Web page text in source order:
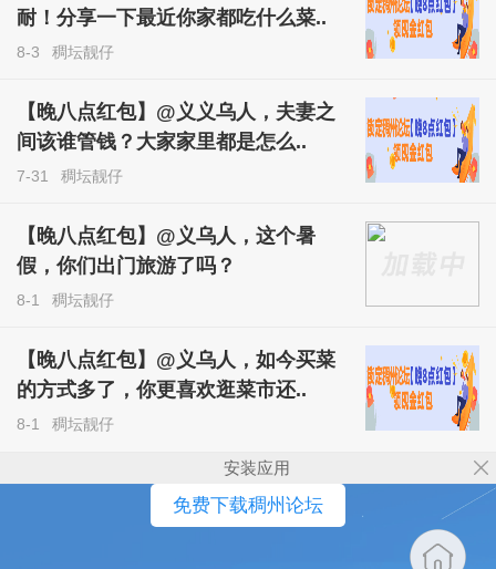
耐！分享一下最近你家都吃什么菜..
8-3 稠坛靓仔
【晚八点红包】@义义乌人，夫妻之
间该谁管钱？大家家里都是怎么..
7-31 稠坛靓仔
【晚八点红包】@义乌人，这个暑
假，你们出门旅游了吗？
8-1 稠坛靓仔
【晚八点红包】@义乌人，如今买菜
的方式多了，你更喜欢逛菜市还..
8-1 稠坛靓仔
安装应用
免费下载稠州论坛